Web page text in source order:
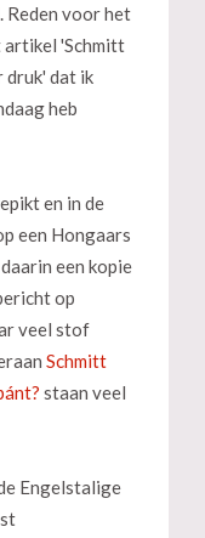
Reden voor het
artikel 'Schmitt
druk' dat ik
heb
en in de
een Hongaars
een kopie
op
veel stof
Schmitt
staan veel
Engelstalige